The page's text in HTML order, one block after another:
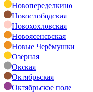
Новопеределкино
Новослободская
Новохохловская
Новоясеневская
Новые Черёмушки
Озёрная
Окская
Октябрьская
Октябрьское поле